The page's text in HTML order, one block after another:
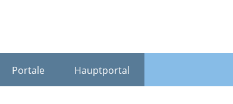
Portale Hauptportal